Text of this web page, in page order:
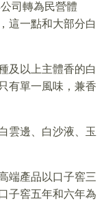
司轉為民營體
這一點和大部分白
及以上主體香的白
有單一風味，兼香
雲邊、白沙液、玉
端產品以口子窖三
子窖五年和六年為